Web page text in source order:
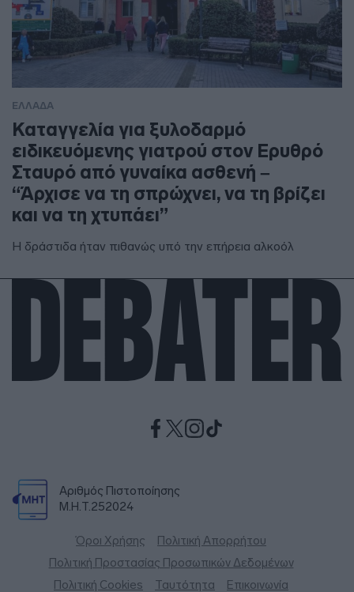
ΕΛΛΑΔΑ
Καταγγελία για ξυλοδαρμό
ειδικευόμενης γιατρού στον Ερυθρό
Σταυρό από γυναίκα ασθενή –
“Άρχισε να τη σπρώχνει, να τη βρίζει
και να τη χτυπάει”
Η δράστιδα ήταν πιθανώς υπό την επήρεια αλκοόλ
Αριθμός Πιστοποίησης
Μ.Η.Τ.252024
Όροι Χρήσης
Πολιτική Απορρήτου
Πολιτική Προστασίας Προσωπικών Δεδομένων
Πολιτική Cookies
Ταυτότητα Επικοινωνία